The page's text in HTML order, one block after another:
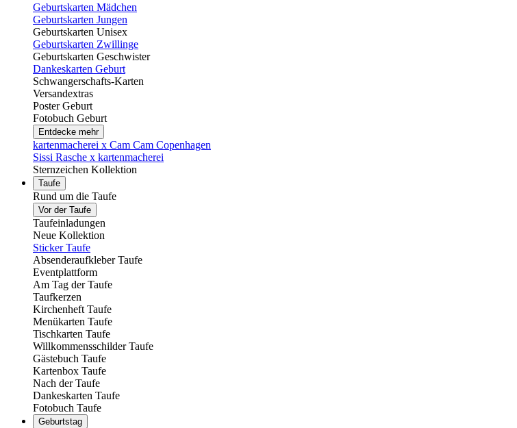
Geburtskarten Mädchen
Geburtskarten Jungen
Geburtskarten Unisex
Geburtskarten Zwillinge
Geburtskarten Geschwister
Dankeskarten Geburt
Schwangerschafts-Karten
Versandextras
Poster Geburt
Fotobuch Geburt
Entdecke mehr
kartenmacherei x Cam Cam Copenhagen
Sissi Rasche x kartenmacherei
Sternzeichen Kollektion
Taufe
Rund um die Taufe
Vor der Taufe
Taufeinladungen
Neue Kollektion
Sticker Taufe
Absenderaufkleber Taufe
Eventplattform
Am Tag der Taufe
Taufkerzen
Kirchenheft Taufe
Menükarten Taufe
Tischkarten Taufe
Willkommensschilder Taufe
Gästebuch Taufe
Kartenbox Taufe
Nach der Taufe
Dankeskarten Taufe
Fotobuch Taufe
Geburtstag